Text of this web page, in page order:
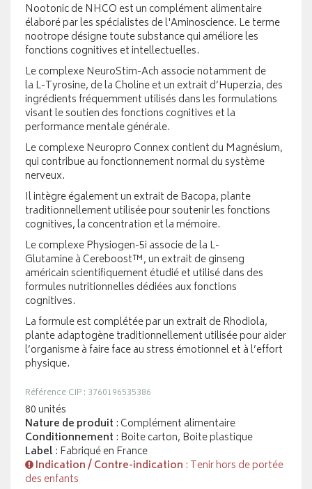
Nootonic de NHCO est un complément alimentaire
élaboré par les spécialistes de l'Aminoscience. Le terme
nootrope désigne toute substance qui améliore les
fonctions cognitives et intellectuelles.
Le complexe NeuroStim-Ach associe notamment de
la L-Tyrosine, de la Choline et un extrait d’Huperzia, des
ingrédients fréquemment utilisés dans les formulations
visant le soutien des fonctions cognitives et la
performance mentale générale.
Le complexe Neuropro Connex contient du Magnésium,
qui contribue au fonctionnement normal du système
nerveux.
Il intègre également un extrait de Bacopa, plante
traditionnellement utilisée pour soutenir les fonctions
cognitives, la concentration et la mémoire.
Le complexe Physiogen-5i associe de la L-
Glutamine à Cereboost™, un extrait de ginseng
américain scientifiquement étudié et utilisé dans des
formules nutritionnelles dédiées aux fonctions
cognitives.
La formule est complétée par un extrait de Rhodiola,
plante adaptogène traditionnellement utilisée pour aider
l’organisme à faire face au stress émotionnel et à l’effort
physique.
Référence CIP : 3760196535386
80 unités
Nature de produit : Complément alimentaire
Conditionnement : Boite carton, Boite plastique
Label: Fabriqué en France
Indication / Contre-indication : Tenir hors de portée
des enfants